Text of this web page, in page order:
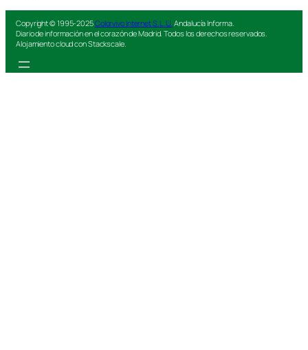
Copyright © 1995-2025Colorvivo Internet S.L.U. Andalucía Informa.
Diario de información en el corazón de Madrid. Todos los derechos reservados.
Alojamiento cloud con Stackscale.